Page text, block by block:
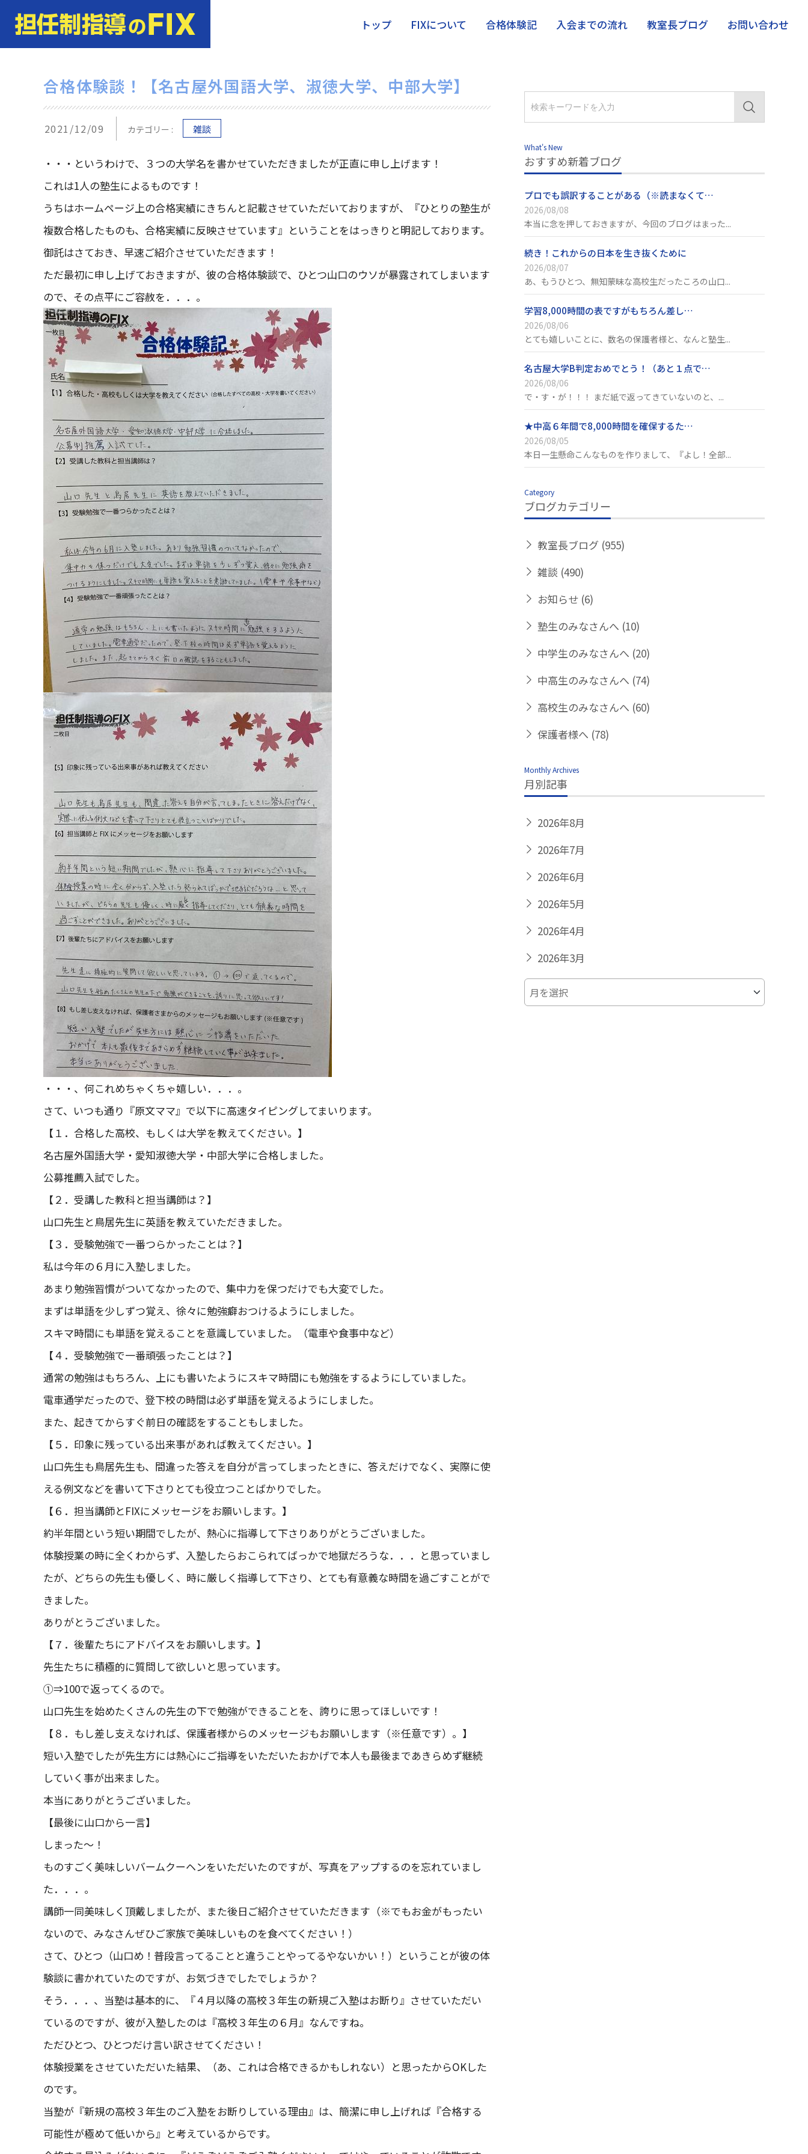
トップ FIXについて 合格体験記 入会までの流れ 教室長ブログ お問い合わせ
合格体験談！【名古屋外国語大学、淑徳大学、中部大学】
2021/12/09 カテゴリー : 雑談
・・・というわけで、３つの大学名を書かせていただきましたが正直に申し上げます！
これは1人の塾生によるものです！
うちはホームページ上の合格実績にきちんと記載させていただいておりますが、『ひとりの塾生が
複数合格したものも、合格実績に反映させています』ということをはっきりと明記しております。
御託はさておき、早速ご紹介させていただきます！
ただ最初に申し上げておきますが、彼の合格体験談で、ひとつ山口のウソが暴露されてしまいます
ので、その点平にご容赦を．．．。
・・・、何これめちゃくちゃ嬉しい．．．。
さて、いつも通り『原文ママ』で以下に高速タイピングしてまいります。
【１．合格した高校、もしくは大学を教えてください。】
名古屋外国語大学・愛知淑徳大学・中部大学に合格しました。
公募推薦入試でした。
【２．受講した教科と担当講師は？】
山口先生と鳥居先生に英語を教えていただきました。
【３．受験勉強で一番つらかったことは？】
私は今年の６月に入塾しました。
あまり勉強習慣がついてなかったので、集中力を保つだけでも大変でした。
まずは単語を少しずつ覚え、徐々に勉強癖おつけるようにしました。
スキマ時間にも単語を覚えることを意識していました。（電車や食事中など）
【４．受験勉強で一番頑張ったことは？】
通常の勉強はもちろん、上にも書いたようにスキマ時間にも勉強をするようにしていました。
電車通学だったので、登下校の時間は必ず単語を覚えるようにしました。
また、起きてからすぐ前日の確認をすることもしました。
【５．印象に残っている出来事があれば教えてください。】
山口先生も鳥居先生も、間違った答えを自分が言ってしまったときに、答えだけでなく、実際に使
える例文などを書いて下さりとても役立つことばかりでした。
【６．担当講師とFIXにメッセージをお願いします。】
約半年間という短い期間でしたが、熱心に指導して下さりありがとうございました。
体験授業の時に全くわからず、入塾したらおこられてばっかで地獄だろうな．．．と思っていまし
たが、どちらの先生も優しく、時に厳しく指導して下さり、とても有意義な時間を過ごすことがで
きました。
ありがとうございました。
【７．後輩たちにアドバイスをお願いします。】
先生たちに積極的に質問して欲しいと思っています。
①⇒100で返ってくるので。
山口先生を始めたくさんの先生の下で勉強ができることを、誇りに思ってほしいです！
【８．もし差し支えなければ、保護者様からのメッセージもお願いします（※任意です）。】
短い入塾でしたが先生方には熱心にご指導をいただいたおかげで本人も最後まであきらめず継続
していく事が出来ました。
本当にありがとうございました。
【最後に山口から一言】
しまった～！
ものすごく美味しいバームクーヘンをいただいたのですが、写真をアップするのを忘れていまし
た．．．。
講師一同美味しく頂戴しましたが、また後日ご紹介させていただきます（※でもお金がもったい
ないので、みなさんぜひご家族で美味しいものを食べてください！）
さて、ひとつ（山口め！普段言ってることと違うことやってるやないかい！）ということが彼の体
験談に書かれていたのですが、お気づきでしたでしょうか？
そう．．．、当塾は基本的に、『４月以降の高校３年生の新規ご入塾はお断り』させていただい
ているのですが、彼が入塾したのは『高校３年生の６月』なんですね。
ただひとつ、ひとつだけ言い訳させてください！
体験授業をさせていただいた結果、（あ、これは合格できるかもしれない）と思ったからOKした
のです。
当塾が『新規の高校３年生のご入塾をお断りしている理由』は、簡潔に申し上げれば『合格する
可能性が極めて低いから』と考えているからです。
What's New
おすすめ新着ブログ
プロでも誤訳することがある（※読まなくて…
2026/08/08
本当に念を押しておきますが、今回のブログはまった...
続き！これからの日本を生き抜くために
2026/08/07
あ、もうひとつ、無知蒙昧な高校生だったころの山口...
学習8,000時間の表ですがもちろん差し…
2026/08/06
とても嬉しいことに、数名の保護者様と、なんと塾生...
名古屋大学B判定おめでとう！（あと１点で…
2026/08/06
で・す・が！！！ まだ紙で返ってきていないのと、...
★中高６年間で8,000時間を確保するた…
2026/08/05
本日一生懸命こんなものを作りまして、『よし！全部...
Category
ブログカテゴリー
教室長ブログ (955)
雑談 (490)
お知らせ (6)
塾生のみなさんへ (10)
中学生のみなさんへ (20)
中高生のみなさんへ (74)
高校生のみなさんへ (60)
保護者様へ (78)
Monthly Archives
月別記事
2026年8月
2026年7月
2026年6月
2026年5月
2026年4月
2026年3月